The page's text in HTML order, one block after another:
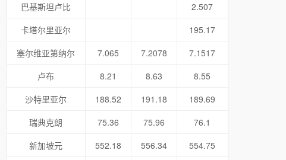
巴基斯坦卢比
2.507
卡塔尔里亚尔
195.17
塞尔维亚第纳尔
7.065 7.2078
7.1517
卢布
8.21 8.63
8.55
沙特里亚尔
188.52 191.18
189.69
瑞典克朗
75.36 75.96
76.1
新加坡元
552.18 556.34
554.75